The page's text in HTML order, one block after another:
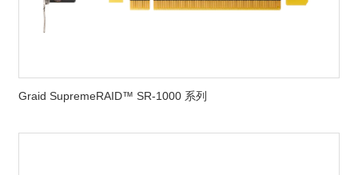
Graid SupremeRAID™ SR-1000 系列